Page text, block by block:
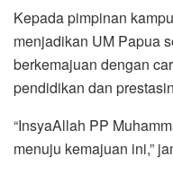
Kepada pimpinan
menjadikan UM Papua
berkemajuan dengan
pendidikan dan
“InsyaAllah PP
menuju kemajuan ini,”